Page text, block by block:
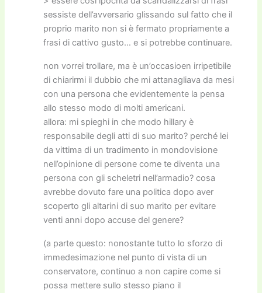
sessiste dell’avversario glissando sul fatto che il
proprio marito non si è fermato propriamente a
frasi di cattivo gusto… e si potrebbe continuare.
non vorrei trollare, ma è un’occasioen irripetibile
di chiarirmi il dubbio che mi attanagliava da mesi
con una persona che evidentemente la pensa
allo stesso modo di molti americani.
allora: mi spieghi in che modo hillary è
responsabile degli atti di suo marito? perché lei
da vittima di un tradimento in mondovisione
nell’opinione di persone come te diventa una
persona con gli scheletri nell’armadio? cosa
avrebbe dovuto fare una politica dopo aver
scoperto gli altarini di suo marito per evitare
venti anni dopo accuse del genere?
(a parte questo: nonostante tutto lo sforzo di
immedesimazione nel punto di vista di un
conservatore, continuo a non capire come si
possa mettere sullo stesso piano il